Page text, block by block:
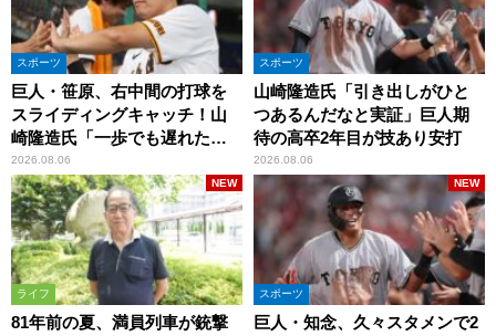
スポーツ
巨人・笹原、右中間の打球を
スライディングキャッチ！山
崎隆造氏「一歩でも遅れた
ら…」
2026.08.06
スポーツ
山崎隆造氏「引き出しがひと
つあるんだなと実証」巨人期
待の高卒2年目が技あり安打
2026.08.06
ライフ
81年前の夏、満員列車が銃撃
NEW
スポーツ
巨人・知念、久々スタメンで2
NEW